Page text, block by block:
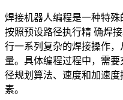
焊接机器人编程是一种特
按照预设路径执行精 确焊
行一系列复杂的焊接操作
量。具体编程过程中，需
径规划算法、速度和加速
素。